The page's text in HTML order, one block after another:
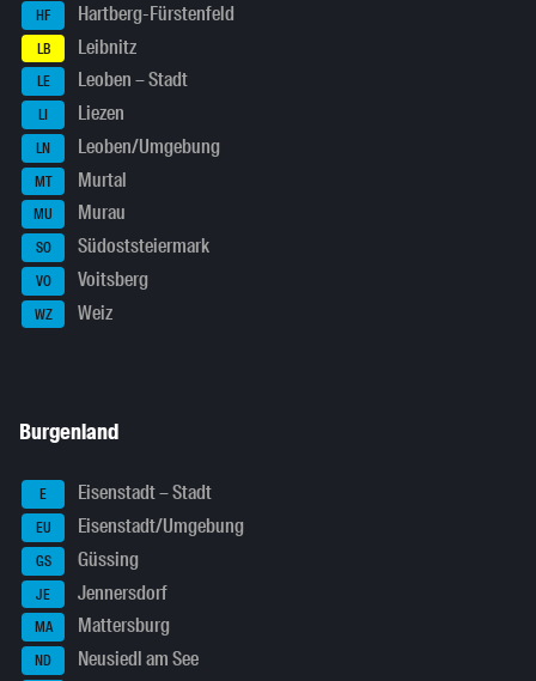
HF Hartberg-Fürstenfeld
LB Leibnitz
LE Leoben – Stadt
LI Liezen
LN Leoben/Umgebung
MT Murtal
MU Murau
SO Südoststeiermark
VO Voitsberg
WZ Weiz
Burgenland
E Eisenstadt – Stadt
EU Eisenstadt/Umgebung
GS Güssing
JE Jennersdorf
MA Mattersburg
ND
Neusiedl am See